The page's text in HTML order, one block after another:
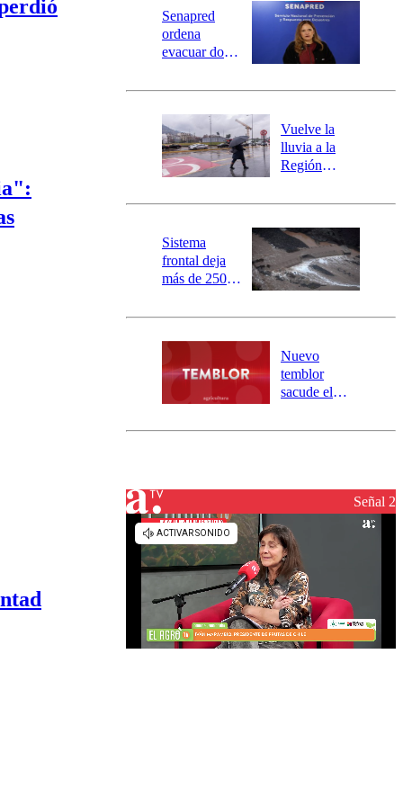
Universidad de Chile
Sustentabilidad
Senapred
ordena
evacuar dos
Carahue por
río Damas:
activa
mensajería
SAE
Vuelve la
lluvia a la
Región
este es el
la DMC para
este viernes
Sistema
frontal deja
más de 250
y 317
aisladas entre
Valparaíso y
Los Ríos
Nuevo
temblor
sacude el
revisa la
Señal 2